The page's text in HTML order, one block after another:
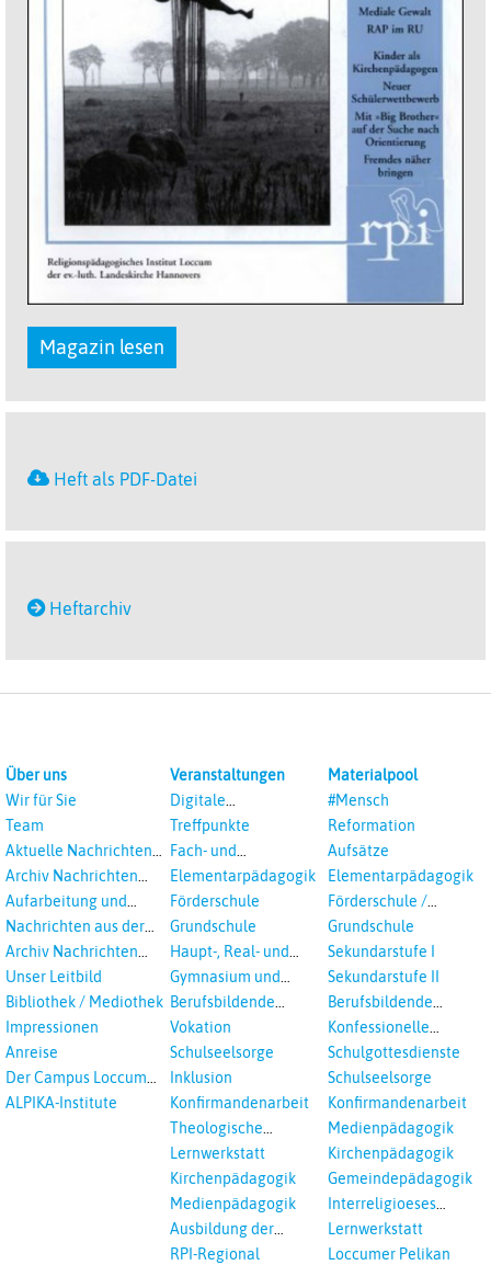
Magazin lesen
Heft als PDF-Datei
Heftarchiv
Über uns
Wir für Sie
Team
Aktuelle Nachrichten
aus dem RPI
Archiv Nachrichten
aus dem RPI ab 2018
Aufarbeitung und
Prävention
Landeskirche und EKD
Nachrichten aus der
Landeskirche
Archiv Nachrichten
aus der Landeskirche
Unser Leitbild
Bibliothek / Mediothek
Impressionen
Anreise
Der Campus Loccum
und Loccumer
ALPIKA-Institute
Veranstaltungen
Digitale
Veranstaltungen
Treffpunkte
Fach- und
Studientagungen
Elementarpädagogik
Förderschule
Grundschule
Haupt-, Real- und
Oberschule
Gymnasium und
Gesamtschule
Berufsbildende
Schulen
Vokation
Schulseelsorge
Inklusion
Konfirmandenarbeit
Theologische
Fortbildungen,
Interreligöses Lernen
Lernwerkstatt
Kirchenpädagogik
Medienpädagogik
Ausbildung der
Vikar*innen
RPI-Regional
Materialpool
#Mensch
Reformation
Aufsätze
Elementarpädagogik
Förderschule /
Inklusion
Grundschule
Sekundarstufe I
Sekundarstufe II
Berufsbildende
Schulen
Konfessionelle
Kooperation
Schulgottesdienste
Schulseelsorge
Konfirmandenarbeit
Medienpädagogik
Kirchenpädagogik
Gemeindepädagogik
Interreligioeses
Lernen
Lernwerkstatt
Loccumer Pelikan